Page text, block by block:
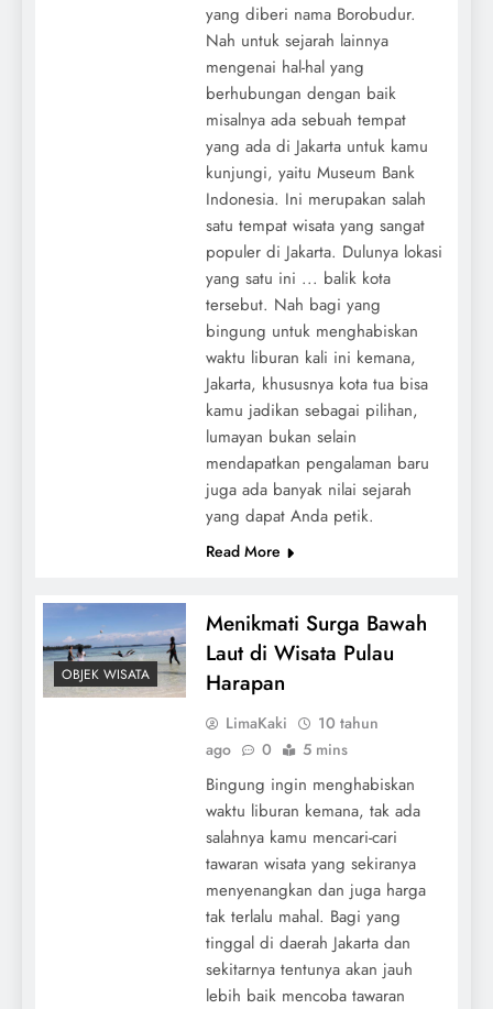
yang diberi nama Borobudur.
Nah untuk sejarah lainnya
mengenai hal-hal yang
berhubungan dengan baik
misalnya ada sebuah tempat
yang ada di Jakarta untuk kamu
kunjungi, yaitu Museum Bank
Indonesia. Ini merupakan salah
satu tempat wisata yang sangat
populer di Jakarta. Dulunya lokasi
yang satu ini ... balik kota
tersebut. Nah bagi yang
bingung untuk menghabiskan
waktu liburan kali ini kemana,
Jakarta, khususnya kota tua bisa
kamu jadikan sebagai pilihan,
lumayan bukan selain
mendapatkan pengalaman baru
juga ada banyak nilai sejarah
yang dapat Anda petik.
Read More
OBJEK WISATA
Menikmati Surga Bawah
Laut di Wisata Pulau
Harapan
LimaKaki
10 tahun
ago
0 5 mins
Bingung ingin menghabiskan
waktu liburan kemana, tak ada
salahnya kamu mencari-cari
tawaran wisata yang sekiranya
menyenangkan dan juga harga
tak terlalu mahal. Bagi yang
tinggal di daerah Jakarta dan
sekitarnya tentunya akan jauh
lebih baik mencoba tawaran